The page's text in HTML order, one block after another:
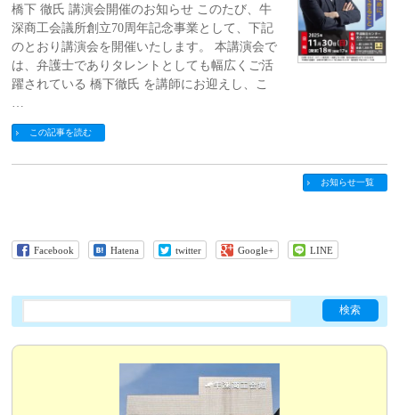
橋下 徹氏 講演会開催のお知らせ このたび、牛
深商工会議所創立70周年記念事業として、下記
のとおり講演会を開催いたします。 本講演会で
は、弁護士でありタレントとしても幅広くご活
躍されている 橋下徹氏 を講師にお迎えし、こ
…
この記事を読む
お知らせ一覧
Facebook Hatena twitter Google+ LINE